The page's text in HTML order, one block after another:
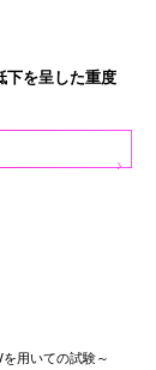
下を呈した重度
用いての試験～